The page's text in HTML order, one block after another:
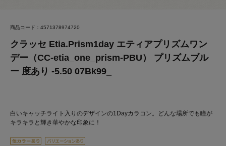
商品コード：4571378974720
クラッセ Etia.Prism1day エティアプリズムワン
デー（CC-etia_one_prism-PBU） プリズムブル
ー 度あり -5.50 07Bk99_
白いキャッチライト入りのデザインの1Dayカラコン。どんな場所でも瞳が
キラキラと輝き華やかな印象に！